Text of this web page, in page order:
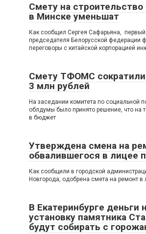
Смету на строительство
в Минске уменьшат
Как сообщил Сергея Сафарьяна, первый
председателя Белорусской федерации
переговоры с китайской корпорацией
Смету ТФОМС сократили
3 млн рублей
На заседании комитета по социальной
облдумы было принято решение, что на
в бюджет
Утверждена смена на
обвалившегося в лицее
Как сообщили в городской
Новгорода, одобрена смета на ремонт в
В Екатеринбурге деньги
установку памятника
будут собирать с